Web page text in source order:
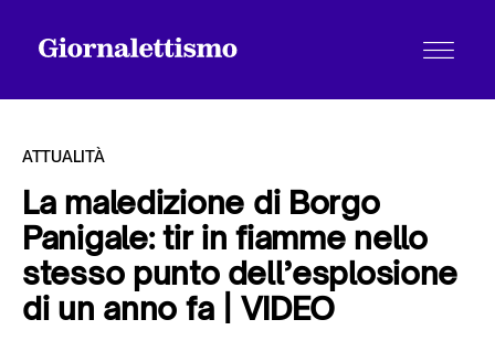
Tutti gli articoli
ATTUALITÀ
La maledizione di Borgo
Panigale: tir in fiamme nello
stesso punto dell’esplosione
di un anno fa | VIDEO